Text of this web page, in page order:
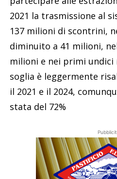
2021 la trasmissione al
137 milioni di scontrini,
diminuito a 41 milioni,
milioni e nei primi undici
soglia è leggermente
il 2021 e il 2024,
stata del 72%